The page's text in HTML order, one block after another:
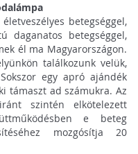
betegséggel,
daganatos betegséggel,
él ma Magyarországon.
találkozunk velük,
egy apró ajándék
támaszt ad számukra. Az
szintén elkötelezett
e beteg
mozgósítja 20